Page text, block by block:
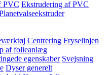
PVC Ekstrudering af PVC
Centrering Fryselinjen
af folieanlæg
egenskaber Svejsning
Dyser generelt